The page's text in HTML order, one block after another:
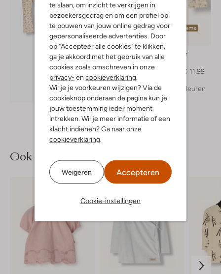
te slaan, om inzicht te verkrijgen in
bezoekersgedrag en om een profiel op
te bouwen van jouw online gedrag voor
gepersonaliseerde advertenties. Door
op "Accepteer alle cookies" te klikken,
ga je akkoord met het gebruik van alle
cookies zoals omschreven in onze
privacy- en cookieverklaring.
Wil je je voorkeuren wijzigen? Via de
cookieknop onderaan de pagina kun je
jouw toestemming ieder moment
intrekken. Wil je meer informatie of een
klacht indienen? Ga naar onze
cookieverklaring.
Weigeren Accepteren
Cookie-instellingen
Ontdek de look
Laatste items
-20%
Lil' Atelier
€ 11,99
+ meer kleuren
Ook iets voor jou?